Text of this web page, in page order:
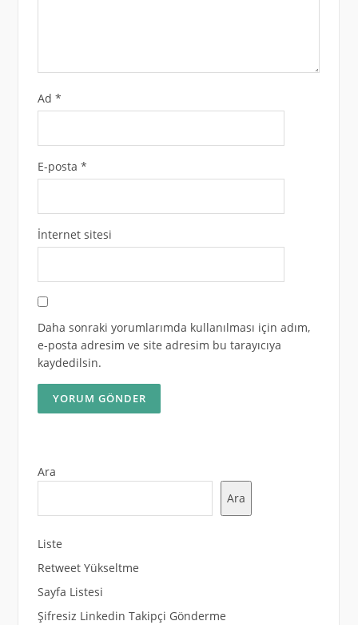
Ad *
E-posta *
İnternet sitesi
Daha sonraki yorumlarımda kullanılması için adım,
e-posta adresim ve site adresim bu tarayıcıya
kaydedilsin.
Ara
Ara
Liste
Retweet Yükseltme
Sayfa Listesi
Şifresiz Linkedin Takipçi Gönderme